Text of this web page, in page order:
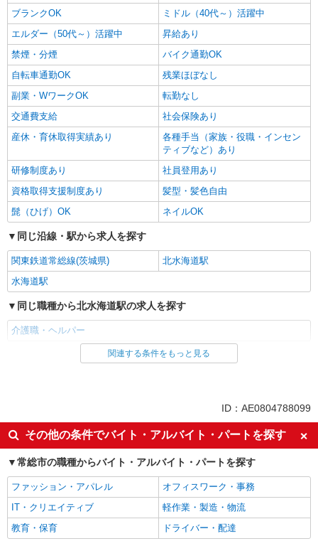
ブランクOK
ミドル（40代～）活躍中
エルダー（50代～）活躍中
昇給あり
禁煙・分煙
バイク通勤OK
自転車通勤OK
残業ほぼなし
副業・WワークOK
転勤なし
交通費支給
社会保険あり
産休・育休取得実績あり
各種手当（家族・役職・インセン
ティブなど）あり
研修制度あり
社員登用あり
資格取得支援制度あり
髪型・髪色自由
髭（ひげ）OK
ネイルOK
同じ沿線・駅から求人を探す
関東鉄道常総線(茨城県)
北水海道駅
水海道駅
同じ職種から北水海道駅の求人を探す
介護職・ヘルパー
同じ雇用形態から北水海道駅の求人を探す
入社日応相談
即日勤務OK
友達と応募OK
職場見学OKまたは説明会あり
未経験歓迎
経験者・有資格者歓迎
女性活躍中
主婦・主夫歓迎
フリーター歓迎
学歴不問
ブランクOK
ミドル（40代～）活躍中
関連する条件をもっと見る
ID：AE0804788099
その他の条件でバイト・アルバイト・パートを探す
常総市の職種からバイト・アルバイト・パートを探す
ファッション・アパレル
オフィスワーク・事務
IT・クリエイティブ
軽作業・製造・物流
教育・保育
ドライバー・配達